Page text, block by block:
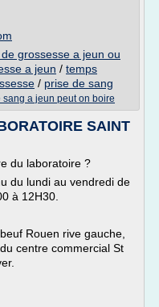
grossesse a jeun ou
a jeun / temps
/ prise de sang
sang a jeun peut on boire
SAINT
du laboratoire ?
du lundi au vendredi de
à 12H30.
Rouen rive gauche,
centre commercial St